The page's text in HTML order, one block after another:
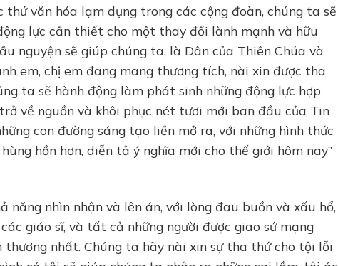
văn hóa lạm dụng trong các cộng đoàn, chúng ta sẽ
lực cần thiết cho một thay đổi lành mạnh và hữu
nguyện sẽ giúp chúng ta, là Dân của Thiên Chúa và
em, chị em đang mang thương tích, nài xin được tha
ta sẽ hành động làm phát sinh những động lực hợp
về nguồn và khôi phục nét tươi mới ban đầu của Tin
con đường sáng tạo liền mở ra, với những hình thức
hồn hơn, diễn tả ý nghĩa mới cho thế giới hôm nay”
nhìn nhận và lên án, với lòng đau buồn và xấu hổ,
giáo sĩ, và tất cả những người được giao sứ mạng
thương nhất. Chúng ta hãy nài xin sự tha thứ cho tội lỗi